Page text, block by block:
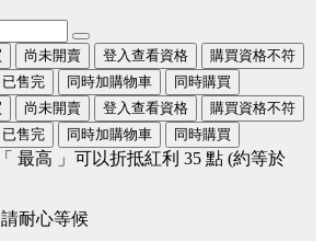
尚未開賣 登入查看資格
購買資格不符
已售完 同時加購物車
同時購買
尚未開賣 登入查看資格
購買資格不符
已售完 同時加購物車 同時購買
最高 」可以折抵紅利 35 點 (約等於
耐心等候